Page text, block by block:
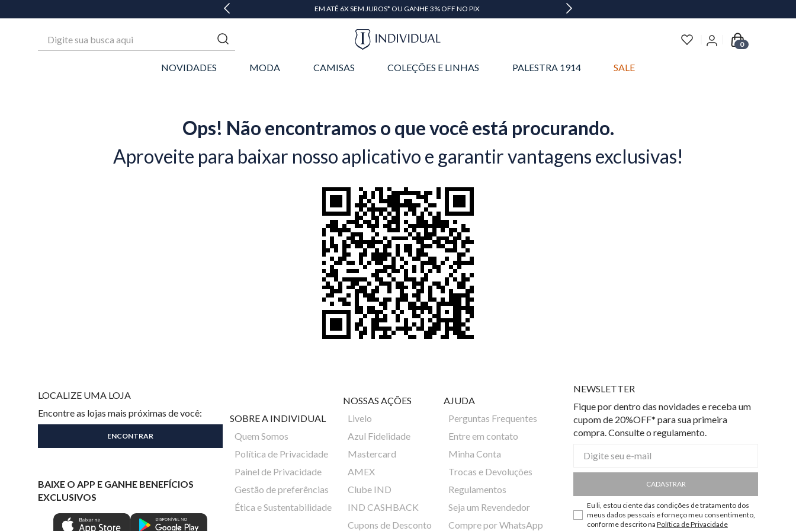
EM ATÉ 6X SEM JUROS* OU GANHE 3% OFF NO PIX
0
NOVIDADES MODA CAMISAS COLEÇÕES E LINHAS PALESTRA 1914 SALE
Ops! Não encontramos o que você está procurando.
Aproveite para baixar nosso aplicativo e garantir vantagens exclusivas!
LOCALIZE UMA LOJA
Encontre as lojas mais próximas de você:
BAIXE O APP E GANHE BENEFÍCIOS
EXCLUSIVOS
SOBRE A INDIVIDUAL
Quem Somos
Política de Privacidade
Painel de Privacidade
Gestão de preferências
Ética e Sustentabilidade
NOSSAS AÇÕES
Livelo
Azul Fidelidade
Mastercard
AMEX
Clube IND
IND CASHBACK
Cupons de Desconto
AJUDA
Perguntas Frequentes
Entre em contato
Minha Conta
Trocas e Devoluções
Regulamentos
Seja um Revendedor
Compre por WhatsApp
NEWSLETTER
Fique por dentro das novidades e receba um
cupom de 20%OFF* para sua primeira
compra. Consulte o regulamento.
CADASTRAR
Eu li, estou ciente das condições de tratamento dos
meus dados pessoais e forneço meu consentimento,
conforme descrito na Política de Privacidade